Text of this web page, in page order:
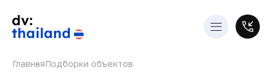
ГлавнаяПодборки объектов